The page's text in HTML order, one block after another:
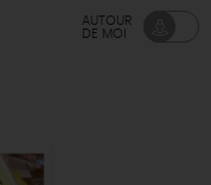
DISPONIBLE
AUTOUR
DE MOI